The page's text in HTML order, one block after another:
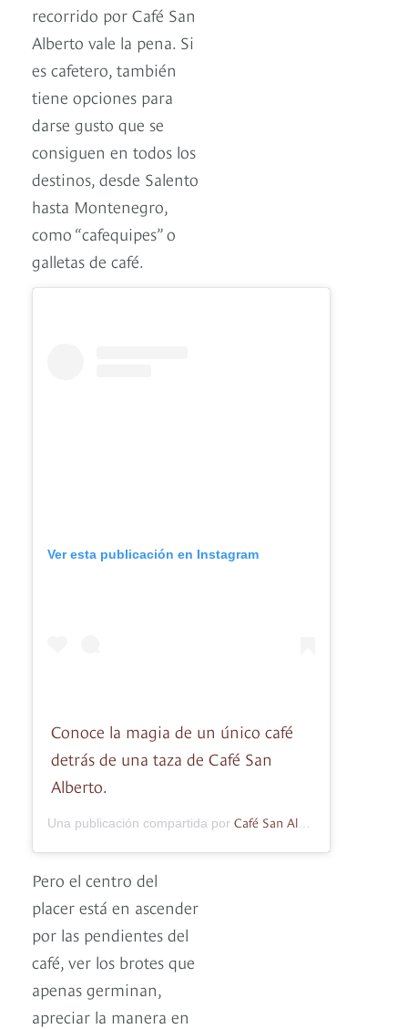
recorrido por Café San
Alberto vale la pena. Si
es cafetero, también
tiene opciones para
darse gusto que se
consiguen en todos los
destinos, desde Salento
hasta Montenegro,
como “cafequipes” o
galletas de café.
Ver esta publicación en Instagram
Conoce la magia de un único café
detrás de una taza de Café San
Alberto.
Una publicación compartida por Café San Alberto
Pero el centro del
placer está en ascender
por las pendientes del
café, ver los brotes que
apenas germinan,
apreciar la manera en